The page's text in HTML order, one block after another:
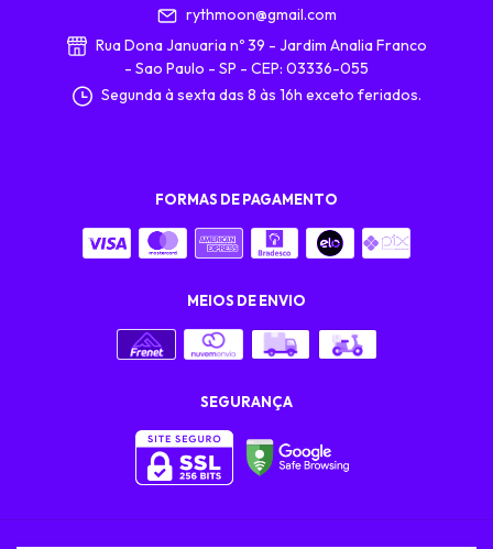
rythmoon@gmail.com
Rua Dona Januaria nº 39 - Jardim Analia Franco
- Sao Paulo - SP - CEP: 03336-055
Segunda à sexta das 8 às 16h exceto feriados.
FORMAS DE PAGAMENTO
MEIOS DE ENVIO
SEGURANÇA